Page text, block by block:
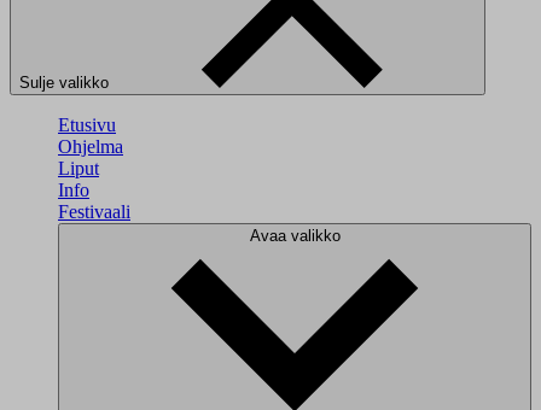
Sulje valikko
Etusivu
Ohjelma
Liput
Info
Festivaali
Avaa valikko